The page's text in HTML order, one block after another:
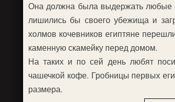
Она должна была выдержать любые
лишились бы своего убежища и
холмов кочевников египтяне
каменную скамейку перед домом.
На таких и по сей день любят
чашечкой кофе. Гробницы первых
размера.